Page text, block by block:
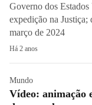
Governo dos
expedição na Justiça;
março de 2024
Há 2 anos
Mundo
Vídeo: animação